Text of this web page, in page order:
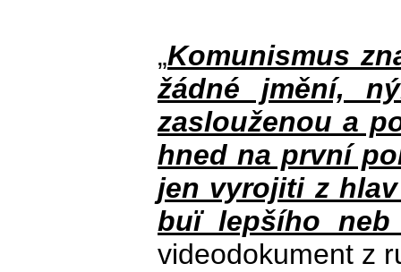
„Komunismus
žádné jmění,
zaslouženou a
hned na první
jen vyrojiti z
buï lepšího
videodokument z